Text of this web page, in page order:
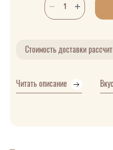
Стоимость доставки
Читать описание